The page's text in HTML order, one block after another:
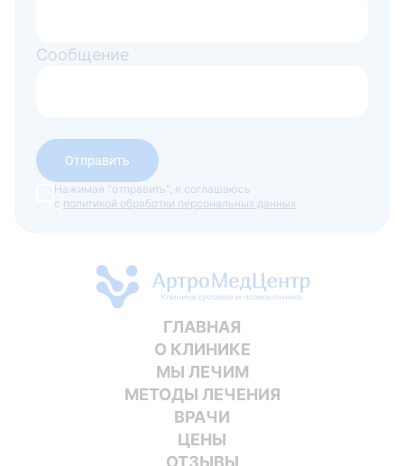
Сообщение
Отправить
Нажимая "отправить", я соглашаюсь
с политикой обработки персональных данных
ГЛАВНАЯ
О КЛИНИКЕ
МЫ ЛЕЧИМ
МЕТОДЫ ЛЕЧЕНИЯ
ВРАЧИ
ЦЕНЫ
ОТЗЫВЫ